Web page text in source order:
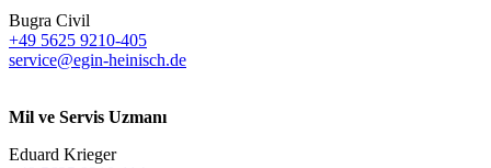
Bugra Civil
+49 5625 9210-405
service@egin-heinisch.de
Mil ve Servis Uzmanı
Eduard Krieger